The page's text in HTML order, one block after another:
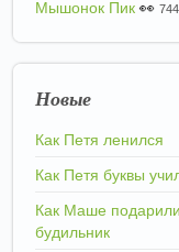
Мышонок Пик 👀
Новые
Как Петя ленился
Как Петя буквы
Как Маше подарили
будильник